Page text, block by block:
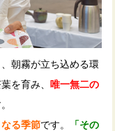
朝霧が立ち込める環
を育み、 唯一無二の
る季節です。 「その